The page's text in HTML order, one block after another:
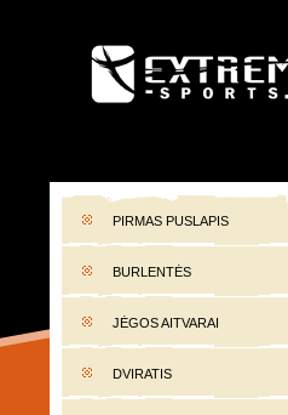
EXTREME-
PIRMAS PUSLAPIS
BURLENTĖS
JĖGOS AITVARAI
DVIRATIS